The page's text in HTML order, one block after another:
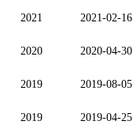
2021 2021-02-16
2020 2020-04-30
2019 2019-08-05
2019 2019-04-25